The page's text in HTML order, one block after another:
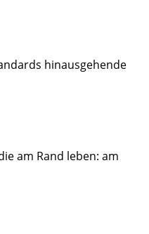
hinausgehende
am Rand leben: am